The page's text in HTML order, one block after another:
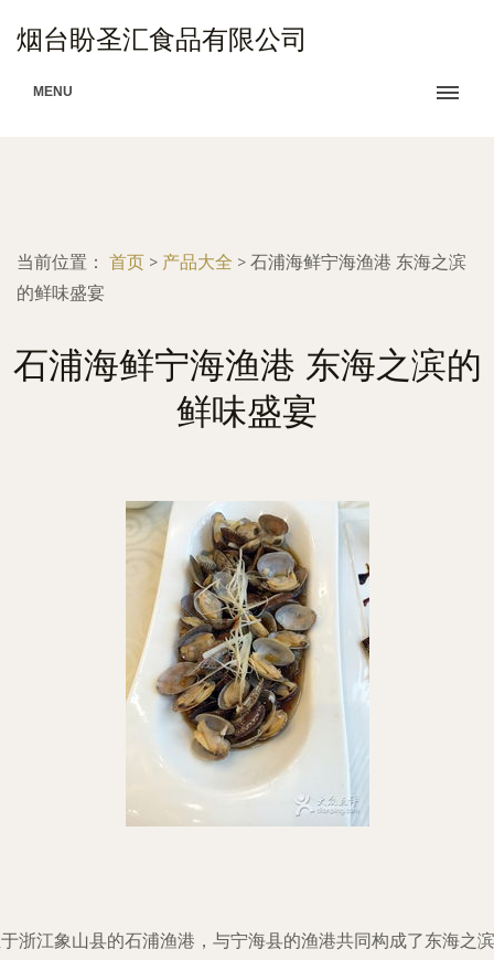
烟台盼圣汇食品有限公司
MENU
当前位置： 首页 > 产品大全 > 石浦海鲜宁海渔港 东海之滨
的鲜味盛宴
石浦海鲜宁海渔港 东海之滨的
鲜味盛宴
浙江象山县的石浦渔港，与宁海县的渔港共同构成了东海之滨